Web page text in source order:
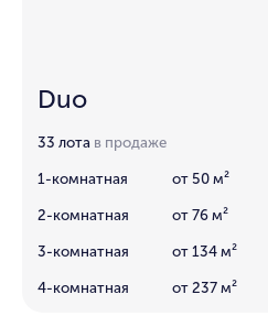
Duo
33 лота в продаже
1-комнатная от 50 м²
2-комнатная от 76 м²
3-комнатная от 134 м²
4-комнатная от 237 м²